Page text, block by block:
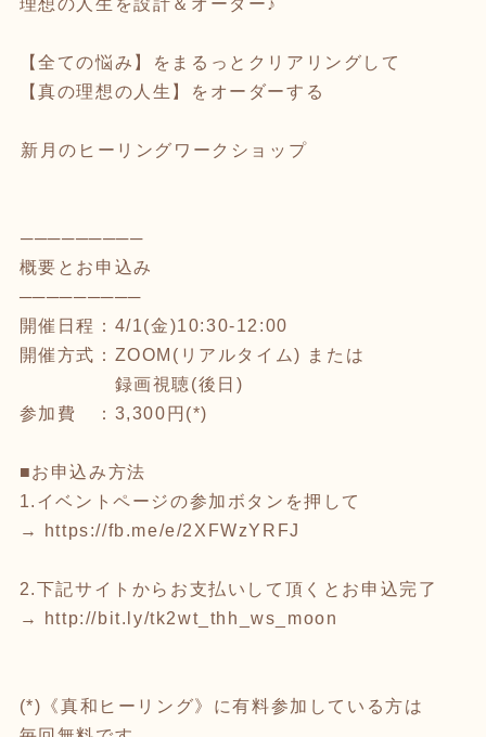
理想の人生を設計＆オーダー♪
【全ての悩み】をまるっとクリアリングして
【真の理想の人生】をオーダーする
⁡新月のヒーリングワークショップ
⁡─────────
概要とお申込み
─────────
開催日程：4/1(金)10:30-12:00
開催方式：ZOOM(リアルタイム) または
録画視聴(後日)
参加費 ：3,300円(*)
■お申込み方法
1.イベントページの参加ボタンを押して
→
https://fb.me/e/2XFWzYRFJ
2.下記サイトからお支払いして頂くとお申込完了
→
http://bit.ly/tk2wt_thh_ws_moon
(*)《真和ヒーリング》に有料参加している方は